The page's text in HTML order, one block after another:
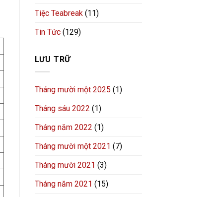
Tiệc Teabreak(11)
Tin Tức(129)
LƯU TRỮ
Tháng mười một 2025 (1)
Tháng sáu 2022 (1)
Tháng năm 2022 (1)
Tháng mười một 2021 (7)
Tháng mười 2021 (3)
Tháng năm 2021 (15)